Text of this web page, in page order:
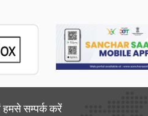
सम्‍पर्क करें